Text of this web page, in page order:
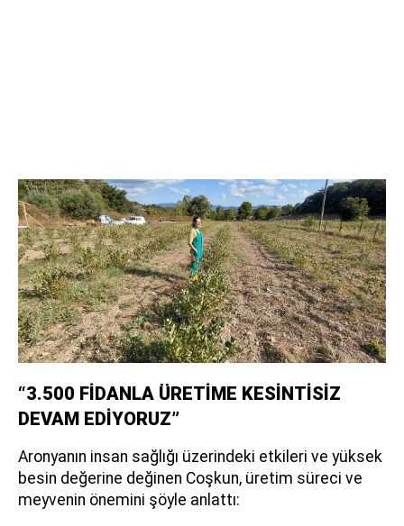
“3.500 FİDANLA ÜRETİME KESİNTİSİZ
DEVAM EDİYORUZ”
Aronyanın insan sağlığı üzerindeki etkileri ve yüksek
besin değerine değinen Coşkun, üretim süreci ve
meyvenin önemini şöyle anlattı: